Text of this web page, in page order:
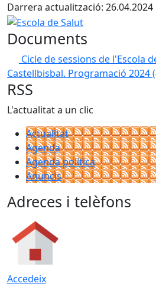
Darrera actualització:
Escola de Salut
Documents
Cicle de sessions de l'Escola
Castellbisbal. Programació 2024
RSS
L'actualitat a un clic
Actualitat
Agenda
Agenda política
Anuncis
Adreces i telèfons
Accedeix